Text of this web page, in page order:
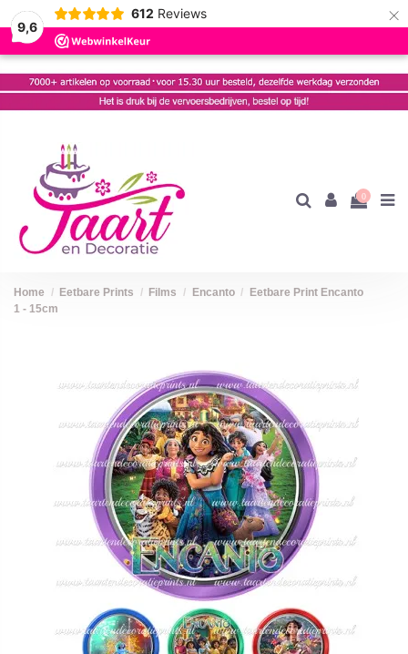
9,6
612 Reviews ×
0
Home Eetbare Prints Films Encanto
Eetbare Print Encanto
1 - 15cm